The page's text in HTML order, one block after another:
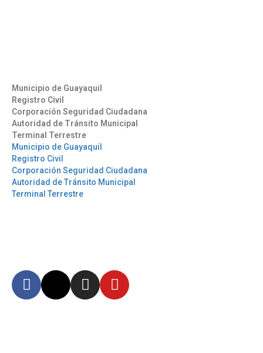
Municipio de Guayaquil
Registro Civil
Corporación Seguridad Ciudadana
Autoridad de Tránsito Municipal
Terminal Terrestre
Municipio de Guayaquil
Registro Civil
Corporación Seguridad Ciudadana
Autoridad de Tránsito Municipal
Terminal Terrestre